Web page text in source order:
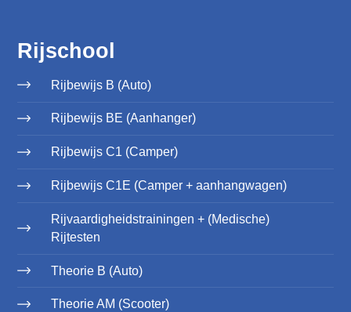
Rijschool
Rijbewijs B (Auto)
Rijbewijs BE (Aanhanger)
Rijbewijs C1 (Camper)
Rijbewijs C1E (Camper + aanhangwagen)
Rijvaardigheidstrainingen + (Medische)
Rijtesten
Theorie B (Auto)
Theorie AM (Scooter)